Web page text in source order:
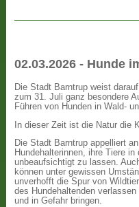
02.03.2026 - Hunde
Die Stadt Barntrup weist
zum 31. Juli ganz besondere
Führen von Hunden in Wald-
In dieser Zeit ist die Natur die
Die Stadt Barntrup appelliert
Hundehalterinnen, ihre Tiere
unbeaufsichtigt zu lassen.
können unter gewissen
unverhofft die Spur von
des Hundehaltenden
und in Gefahr bringen.